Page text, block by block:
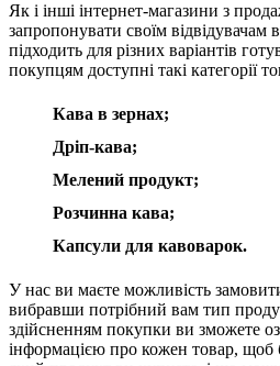
Як і інші інтернет-магазини з
запропонувати своїм
підходить для різних варіантів
покупцям доступні такі категорії
Кава в зернах;
Дріп-кава;
Мелений продукт;
Розчинна кава;
Капсули для кавоварок.
У нас ви маєте можливість
вибравши потрібний вам тип
здійсненням покупки ви зможете
інформацією про кожен товар, щоб